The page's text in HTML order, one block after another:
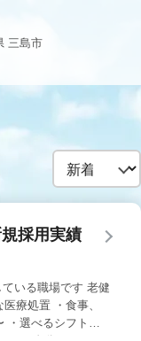
三島市
採用実績
いる職場です 老健
療処置 ・食事、
・選べるシフト